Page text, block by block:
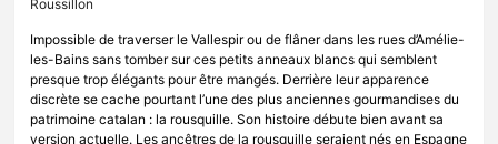
Impossible de traverser le Vallespir ou de flâner dans les rues d’Amélie-
les-Bains sans tomber sur ces petits anneaux blancs qui semblent
presque trop élégants pour être mangés. Derrière leur apparence
discrète se cache pourtant l’une des plus anciennes gourmandises du
patrimoine catalan : la rousquille. Son histoire débute bien avant sa
version actuelle. Les ancêtres de la rousquille seraient nés en Espagne